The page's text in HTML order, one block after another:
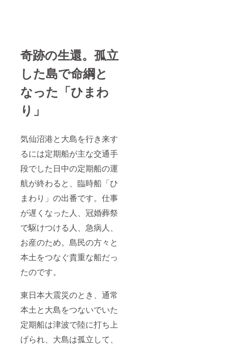
奇跡の生還。孤立
した島で命綱と
なった「ひまわ
り」
気仙沼港と大島を行き来す
るには定期船が主な交通手
段でした日中の定期船の運
航が終わると、臨時船「ひ
まわり」の出番です。仕事
が遅くなった人、冠婚葬祭
で駆けつける人、急病人、
お産のため。島民の方々と
本土をつなぐ貴重な船だっ
たのです。
東日本大震災のとき、通常
本土と大島をつないでいた
定期船は津波で陸に打ち上
げられ、大島は孤立して、